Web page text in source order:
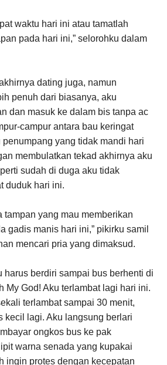
waktu hari ini atau tamatlah
pada hari ini,” selorohku dalam
dating juga, namun
penuh dari biasanya, aku
dan masuk ke dalam bis tanpa ac
campur antara bau keringat
yang tidak mandi hari
membulatkan tekad akhirnya aku
sudah di duga aku tidak
duduk hari ini.
tampan yang mau memberikan
gadis manis hari ini,” pikirku samil
mencari pria yang dimaksud.
harus berdiri sampai bus berhenti di
My God! Aku terlambat lagi hari ini.
terlambat sampai 30 menit,
kecil lagi. Aku langsung berlari
ongkos bus ke pak
warna senada yang kupakai
ingin protes dengan kecepatan